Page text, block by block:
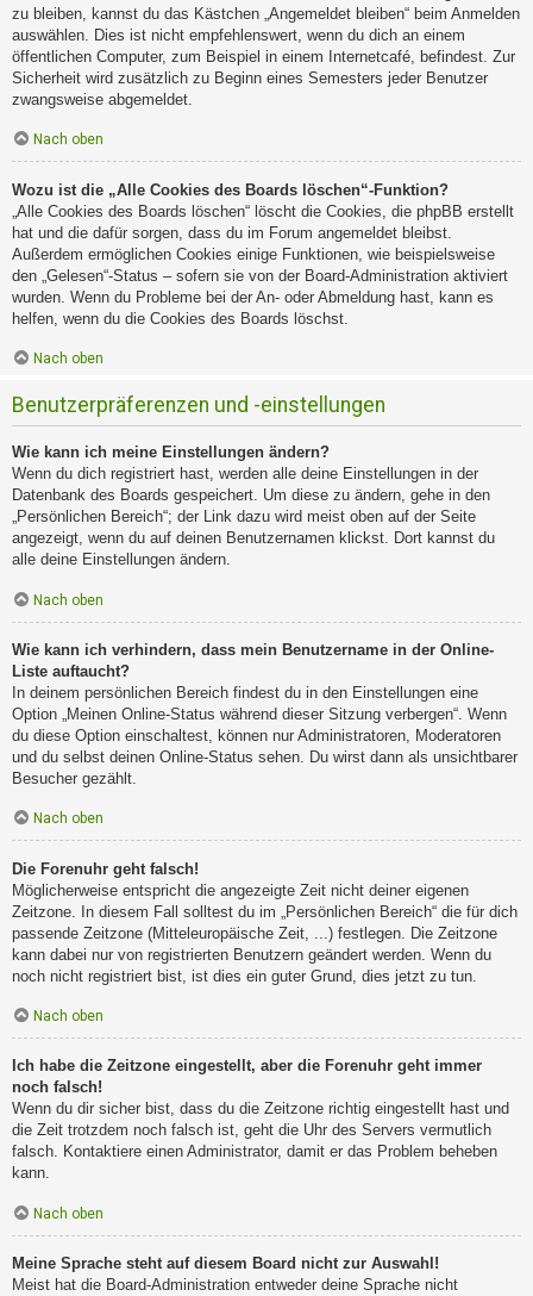
zu bleiben, kannst du das Kästchen „Angemeldet bleiben“ beim Anmelden
auswählen. Dies ist nicht empfehlenswert, wenn du dich an einem
öffentlichen Computer, zum Beispiel in einem Internetcafé, befindest. Zur
Sicherheit wird zusätzlich zu Beginn eines Semesters jeder Benutzer
zwangsweise abgemeldet.
Nach oben
Wozu ist die „Alle Cookies des Boards löschen“-Funktion?
„Alle Cookies des Boards löschen“ löscht die Cookies, die phpBB erstellt
hat und die dafür sorgen, dass du im Forum angemeldet bleibst.
Außerdem ermöglichen Cookies einige Funktionen, wie beispielsweise
den „Gelesen“-Status – sofern sie von der Board-Administration aktiviert
wurden. Wenn du Probleme bei der An- oder Abmeldung hast, kann es
helfen, wenn du die Cookies des Boards löschst.
Nach oben
Benutzerpräferenzen und -einstellungen
Wie kann ich meine Einstellungen ändern?
Wenn du dich registriert hast, werden alle deine Einstellungen in der
Datenbank des Boards gespeichert. Um diese zu ändern, gehe in den
„Persönlichen Bereich“; der Link dazu wird meist oben auf der Seite
angezeigt, wenn du auf deinen Benutzernamen klickst. Dort kannst du
alle deine Einstellungen ändern.
Nach oben
Wie kann ich verhindern, dass mein Benutzername in der Online-
Liste auftaucht?
In deinem persönlichen Bereich findest du in den Einstellungen eine
Option „Meinen Online-Status während dieser Sitzung verbergen“. Wenn
du diese Option einschaltest, können nur Administratoren, Moderatoren
und du selbst deinen Online-Status sehen. Du wirst dann als unsichtbarer
Besucher gezählt.
Nach oben
Die Forenuhr geht falsch!
Möglicherweise entspricht die angezeigte Zeit nicht deiner eigenen
Zeitzone. In diesem Fall solltest du im „Persönlichen Bereich“ die für dich
passende Zeitzone (Mitteleuropäische Zeit, ...) festlegen. Die Zeitzone
kann dabei nur von registrierten Benutzern geändert werden. Wenn du
noch nicht registriert bist, ist dies ein guter Grund, dies jetzt zu tun.
Nach oben
Ich habe die Zeitzone eingestellt, aber die Forenuhr geht immer
noch falsch!
Wenn du dir sicher bist, dass du die Zeitzone richtig eingestellt hast und
die Zeit trotzdem noch falsch ist, geht die Uhr des Servers vermutlich
falsch. Kontaktiere einen Administrator, damit er das Problem beheben
kann.
Nach oben
Meine Sprache steht auf diesem Board nicht zur Auswahl!
Meist hat die Board-Administration entweder deine Sprache nicht